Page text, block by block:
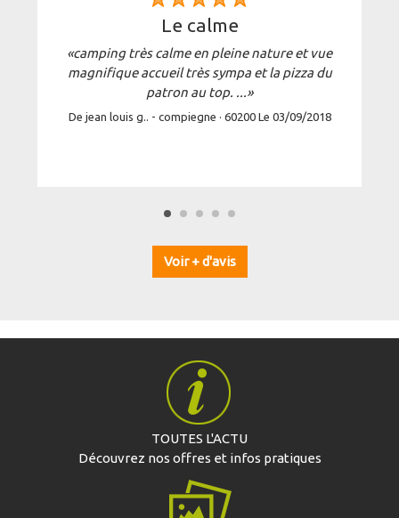
le calme
«camping très calme en pleine nature et vue
magnifique accueil très sympa et la pizza du
patron au top. ...»
De jean louis g.. - compiegne · 60200 Le 03/09/2018
Voir + d'avis
TOUTES L'ACTU
Découvrez nos offres et infos pratiques